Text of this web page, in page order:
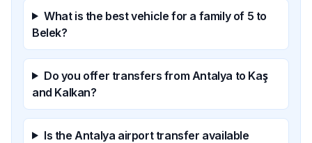
What is the best vehicle for a family of 5 to
Belek?
Do you offer transfers from Antalya to Kaş
and Kalkan?
Is the Antalya airport transfer available